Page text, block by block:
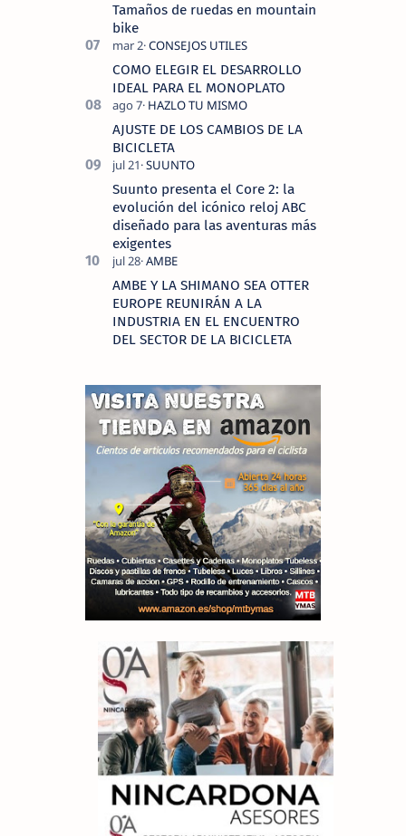
Tamaños de ruedas en mountain
bike
COMO ELEGIR EL DESARROLLO
IDEAL PARA EL MONOPLATO
AJUSTE DE LOS CAMBIOS DE LA
BICICLETA
Suunto presenta el Core 2: la
evolución del icónico reloj ABC
diseñado para las aventuras más
exigentes
AMBE Y LA SHIMANO SEA OTTER
EUROPE REUNIRÁN A LA
INDUSTRIA EN EL ENCUENTRO
DEL SECTOR DE LA BICICLETA